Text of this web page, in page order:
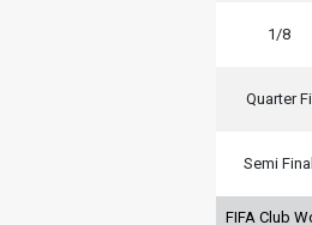
1/8
Quarter Fi
Semi Final
FIFA Club